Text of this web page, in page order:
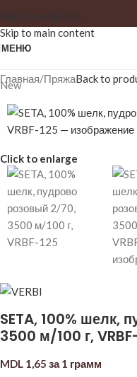
Skip to navigation
Skip to main content
МЕНЮ
Главная/ПряжаBack to
New
Click to enlarge
SETA, 100% шелк,
3500 м/100 г,
MDL 1,65 за 1 грамм